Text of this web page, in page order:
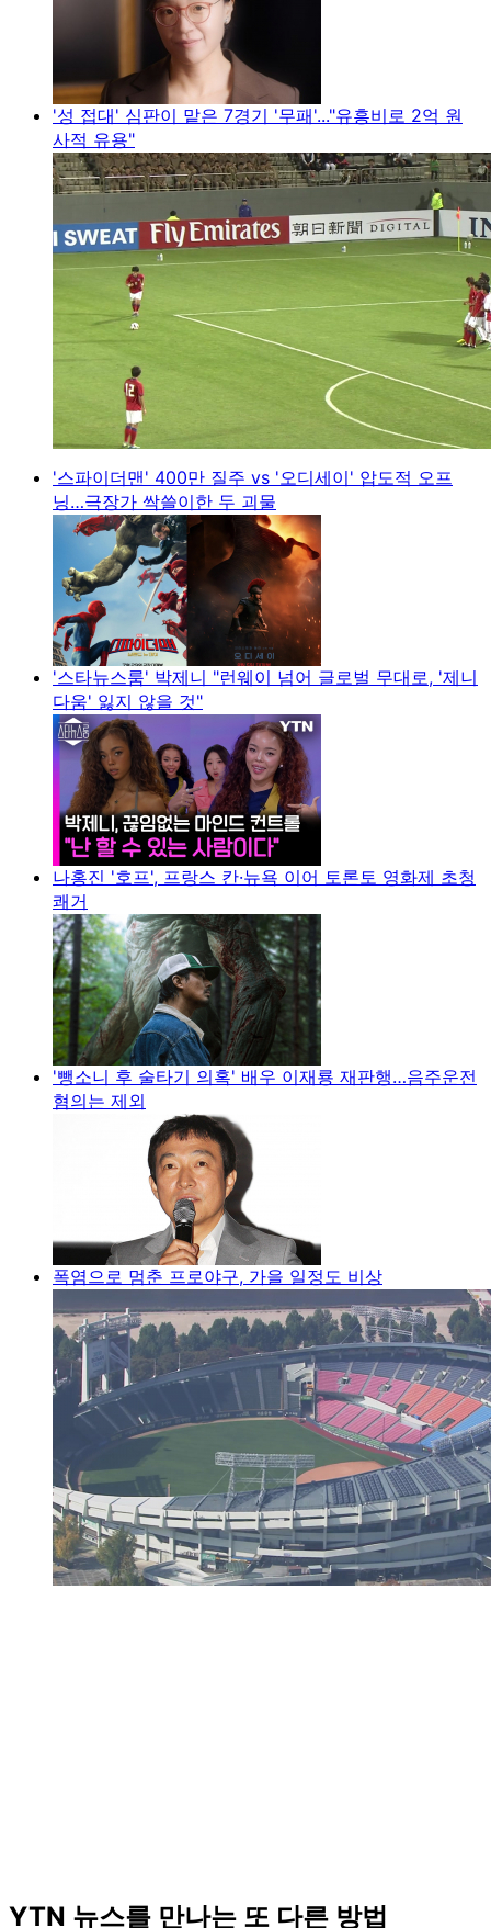
'성 접대' 심판이 맡은 7경기 '무패'..."유흥비로 2억 원
사적 유용"
'스파이더맨' 400만 질주 vs '오디세이' 압도적 오프
닝…극장가 싹쓸이한 두 괴물
'스타뉴스룸' 박제니 "런웨이 넘어 글로벌 무대로, '제니
다움' 잃지 않을 것"
나홍진 '호프', 프랑스 칸·뉴욕 이어 토론토 영화제 초청
쾌거
'뺑소니 후 술타기 의혹' 배우 이재룡 재판행…음주운전
혐의는 제외
폭염으로 멈춘 프로야구, 가을 일정도 비상
YTN 뉴스를 만나는 또 다른 방법